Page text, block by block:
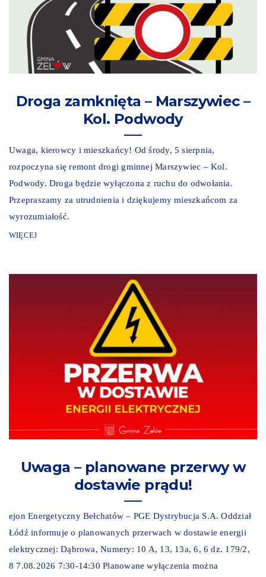
Droga zamknięta – Marszywiec –
Kol. Podwody
Uwaga, kierowcy i mieszkańcy! Od środy, 5 sierpnia,
rozpoczyna się remont drogi gminnej Marszywiec – Kol.
Podwody. Droga będzie wyłączona z ruchu do odwołania.
Przepraszamy za utrudnienia i dziękujemy mieszkańcom za
wyrozumiałość.
WIĘCEJ
Uwaga – planowane przerwy w
dostawie prądu!
ejon Energetyczny Bełchatów – PGE Dystrybucja S.A. Oddział
Łódź informuje o planowanych przerwach w dostawie energii
elektrycznej: Dąbrowa, Numery: 10 A, 13, 13a, 6, 6 dz. 179/2,
8 7.08.2026 7:30-14:30 Planowane wyłączenia można